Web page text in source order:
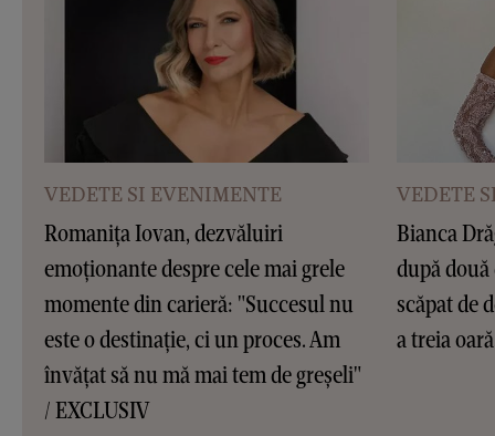
VEDETE SI EVENIMENTE
Romanița Iovan, dezvăluiri
emoționante despre cele mai grele
momente din carieră: "Succesul nu
este o destinație, ci un proces. Am
învățat să nu mă mai tem de greșeli"
/ EXCLUSIV
VEDETE
Bianca
după
scăpat de
a treia